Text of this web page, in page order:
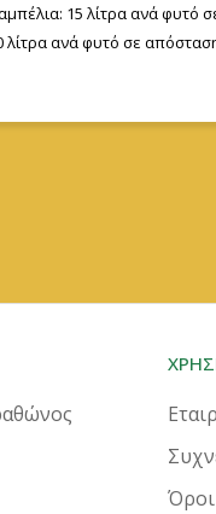
15 λίτρα ανά
ανά φυτό σε